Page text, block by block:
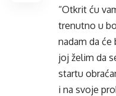
“Otkrit ću
trenutno u
nadam da
joj želim da
startu
i na svoje